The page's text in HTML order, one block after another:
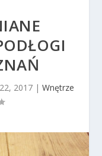
2017 | Wnętrze